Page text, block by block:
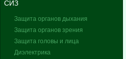
СИЗ
Защита органов дыхания
Защита органов зрения
Защита головы и лица
Диэлектрика